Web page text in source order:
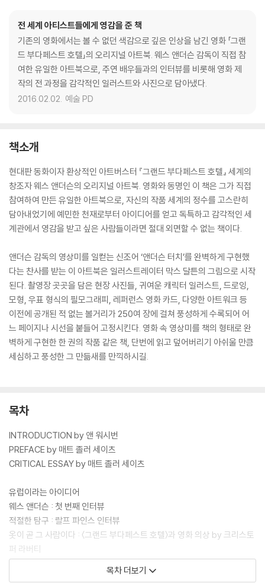
전 세계 아티스트들에게 영감을 준 책
기존의 영화에서는 볼 수 없던 색감으로 깊은 인상을 남긴 영화 「그랜
드 부다페스트 호텔」의 오리지널 아트북. 웨스 앤더슨 감독이 직접 참
여한 유일한 아트북으로, 주연 배우들과의 인터뷰를 비롯해 영화 제
작의 전 과정을 감각적인 일러스트와 사진으로 담아냈다.
2016.02.02. 예술 PD
책소개
현대판 동화이자 환상적인 아트버스터 『그랜드 부다페스트 호텔』 세계의
창조자 웨스 앤더슨의 오리지널 아트북. 영화와 동명인 이 책은 그가 직접
참여하여 만든 유일한 아트북으로, 자신의 작품 세계의 정수를 고스란히
담아내었기에 예민한 천재로부터 아이디어를 얻고 독특하고 감각적인 세
계관에서 영감을 받고 싶은 사람들이라면 절대 외면할 수 없는 책이다.
앤더슨 감독의 영상미를 일컫는 신조어 ‘앤더슨 터치’를 완벽하게 구현했
다는 찬사를 받는 이 아트북은 일러스트레이터 막스 달튼의 그림으로 시작
된다. 촬영장 곳곳을 담은 현장 사진들, 귀여운 캐릭터 일러스트, 드로잉,
모형, 우표 형식의 필모그래피, 레퍼런스 영화 카드, 다양한 아트워크 등
이전에 공개된 적 없는 볼거리가 250여 장에 걸쳐 풍성하게 수록되어 어
느 페이지나 시선을 붙들어 고정시킨다. 영화 속 영상미를 책의 형태로 완
벽하게 구현한 한 권의 작품 같은 책, 단번에 읽고 덮어버리기 아쉬울 만큼
세심하고 풍성한 그 만듦새를 만끽하시길.
목차
INTRODUCTION by 앤 워시번
PREFACE by 매트 졸러 세이츠
CRITICAL ESSAY by 매트 졸러 세이츠
유럽이라는 아이디어
웨스 앤더슨 : 첫 번째 인터뷰
적절한 탐구 : 랄프 파인스 인터뷰
옷이 곧 그 사람이다 : 〈그랜드 부다페스트 호텔〉과 영화 의상 by 크리스토
퍼 라버티
웨스 앤더슨 스타일 : 밀레나 카노네로 인터뷰
목차 더보기